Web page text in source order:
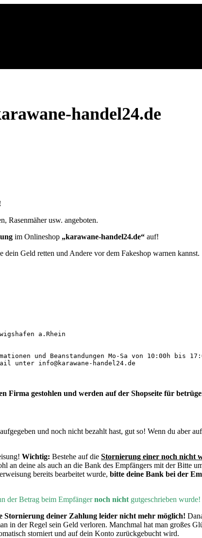
handel24.de
Rasenmäher usw. angeboten.
im Onlineshop „karawane-handel24.de“ auf!
Geld retten und Andere vor dem Fakeshop warnen kannst.
a.Rhein
und Beanstandungen Mo-Sa von 10:00h bis
unter info@karawane-handel24.de
Firma gestohlen und werden auf der Shopseite für
und noch nicht bezahlt hast, gut so! Wenn du aber
Wichtig: Bestehe auf die Stornierung einer noch nicht
an deine als auch an die Bank des Empfängers mit der Bitte
bereits bearbeitet wurde, bitte deine Bank bei der
der Betrag beim Empfängernoch nicht gutgeschrieben wurde!
Stornierung deiner Zahlung leider nicht mehr möglich!
in der Regel sein Geld verloren. Manchmal hat man großes
storniert und auf dein Konto zurückgebucht wird.